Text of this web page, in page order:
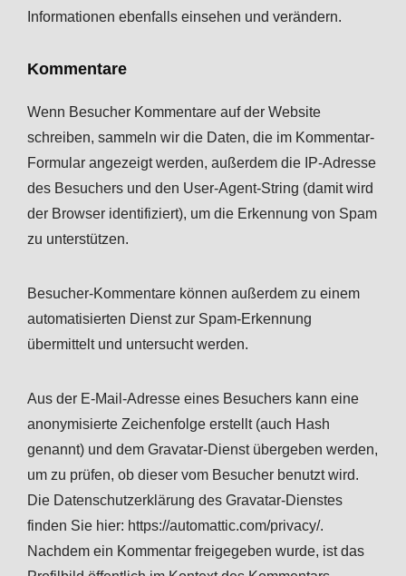
Informationen ebenfalls einsehen und verändern.
Kommentare
Wenn Besucher Kommentare auf der Website
schreiben, sammeln wir die Daten, die im Kommentar-
Formular angezeigt werden, außerdem die IP-Adresse
des Besuchers und den User-Agent-String (damit wird
der Browser identifiziert), um die Erkennung von Spam
zu unterstützen.
Besucher-Kommentare können außerdem zu einem
automatisierten Dienst zur Spam-Erkennung
übermittelt und untersucht werden.
Aus der E-Mail-Adresse eines Besuchers kann eine
anonymisierte Zeichenfolge erstellt (auch Hash
genannt) und dem Gravatar-Dienst übergeben werden,
um zu prüfen, ob dieser vom Besucher benutzt wird.
Die Datenschutzerklärung des Gravatar-Dienstes
finden Sie hier: https://automattic.com/privacy/.
Nachdem ein Kommentar freigegeben wurde, ist das